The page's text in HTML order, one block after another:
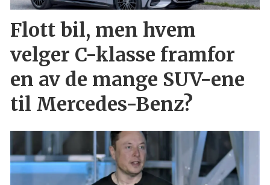
Flott bil, men hvem
velger C-klasse framfor
en av de mange SUV-ene
til Mercedes-Benz?